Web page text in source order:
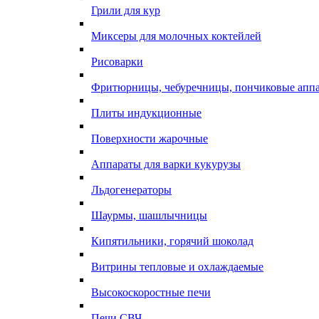
Грили для кур
Миксеры для молочных коктейлей
Рисоварки
Фритюрницы, чебуречницы, пончиковые
Плиты индукционные
Поверхности жарочные
Аппараты для варки кукурузы
Льдогенераторы
Шаурмы, шашлычницы
Кипятильники, горячий шоколад
Витрины тепловые и охлаждаемые
Высокоскоростные печи